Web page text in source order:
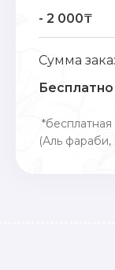
- 2 000₸
Сумма
Бесплатно
(Аль